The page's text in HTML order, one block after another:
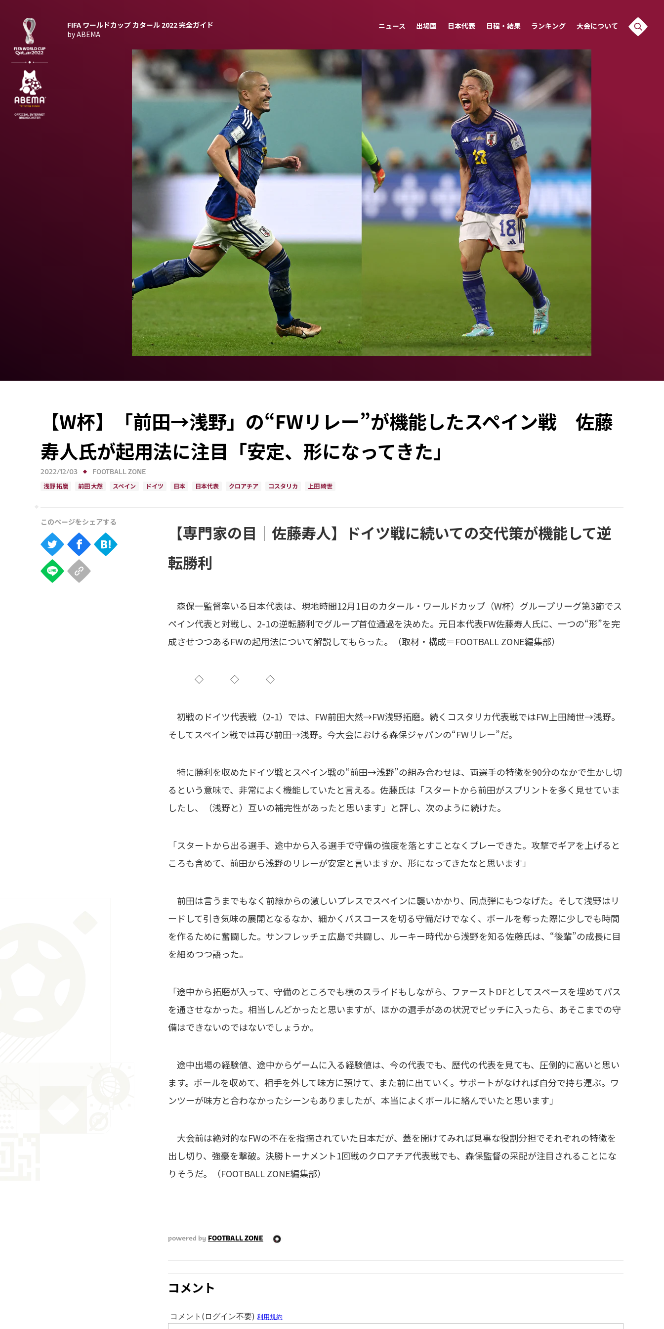
FIFA ワールドカップ カタール 2022完全ガイド
by ABEMA
ニュース 出場国 日本代表 日程・結果 ランキング 大会について
【W杯】「前田→浅野」の“FWリレー”が機能したスペイン戦 佐藤
寿人氏が起用法に注目「安定、形になってきた」
2022/12/03 FOOTBALL ZONE
浅野 拓磨 前田 大然 スペイン ドイツ 日本 日本代表 クロアチア コスタリカ 上田 綺世
【専門家の目｜佐藤寿人】ドイツ戦に続いての交代策が機能して逆
転勝利
森保一監督率いる日本代表は、現地時間12月1日のカタール・ワールドカップ（W杯）グループリーグ第3節でス
ペイン代表と対戦し、2-1の逆転勝利でグループ首位通過を決めた。元日本代表FW佐藤寿人氏に、一つの“形”を完
成させつつあるFWの起用法について解説してもらった。（取材・構成＝FOOTBALL ZONE編集部）
◇ ◇ ◇
初戦のドイツ代表戦（2-1）では、FW前田大然→FW浅野拓磨。続くコスタリカ代表戦ではFW上田綺世→浅野。
そしてスペイン戦では再び前田→浅野。今大会における森保ジャパンの“FWリレー”だ。
特に勝利を収めたドイツ戦とスペイン戦の“前田→浅野”の組み合わせは、両選手の特徴を90分のなかで生かし切
るという意味で、非常によく機能していたと言える。佐藤氏は「スタートから前田がスプリントを多く見せていま
したし、（浅野と）互いの補完性があったと思います」と評し、次のように続けた。
「スタートから出る選手、途中から入る選手で守備の強度を落とすことなくプレーできた。攻撃でギアを上げると
ころも含めて、前田から浅野のリレーが安定と言いますか、形になってきたなと思います」
前田は言うまでもなく前線からの激しいプレスでスペインに襲いかかり、同点弾にもつなげた。そして浅野はリ
ードして引き気味の展開となるなか、細かくパスコースを切る守備だけでなく、ボールを奪った際に少しでも時間
を作るために奮闘した。サンフレッチェ広島で共闘し、ルーキー時代から浅野を知る佐藤氏は、“後輩”の成長に目
を細めつつ語った。
「途中から拓磨が入って、守備のところでも横のスライドもしながら、ファーストDFとしてスペースを埋めてパス
を通させなかった。相当しんどかったと思いますが、ほかの選手があの状況でピッチに入ったら、あそこまでの守
備はできないのではないでしょうか。
途中出場の経験値、途中からゲームに入る経験値は、今の代表でも、歴代の代表を見ても、圧倒的に高いと思い
ます。ボールを収めて、相手を外して味方に預けて、また前に出ていく。サポートがなければ自分で持ち運ぶ。ワ
ンツーが味方と合わなかったシーンもありましたが、本当によくボールに絡んでいたと思います」
大会前は絶対的なFWの不在を指摘されていた日本だが、蓋を開けてみれば見事な役割分担でそれぞれの特徴を
出し切り、強豪を撃破。決勝トーナメント1回戦のクロアチア代表戦でも、森保監督の采配が注目されることにな
りそうだ。（FOOTBALL ZONE編集部）
powered by FOOTBALL ZONE
コメント